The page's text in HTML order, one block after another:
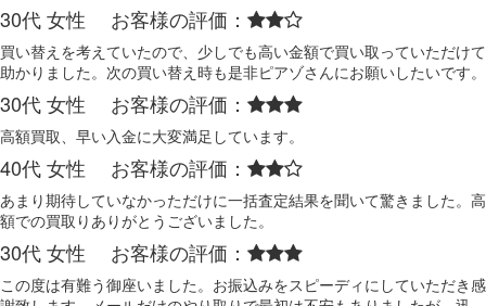
30代 女性 お客様の評価：
買い替えを考えていたので、少しでも高い金額で買い取っていただけて
助かりました。次の買い替え時も是非ピアゾさんにお願いしたいです。
30代 女性 お客様の評価：
高額買取、早い入金に大変満足しています。
40代 女性 お客様の評価：
あまり期待していなかっただけに一括査定結果を聞いて驚きました。高
額での買取りありがとうございました。
30代 女性 お客様の評価：
この度は有難う御座いました。お振込みをスピーディにしていただき感